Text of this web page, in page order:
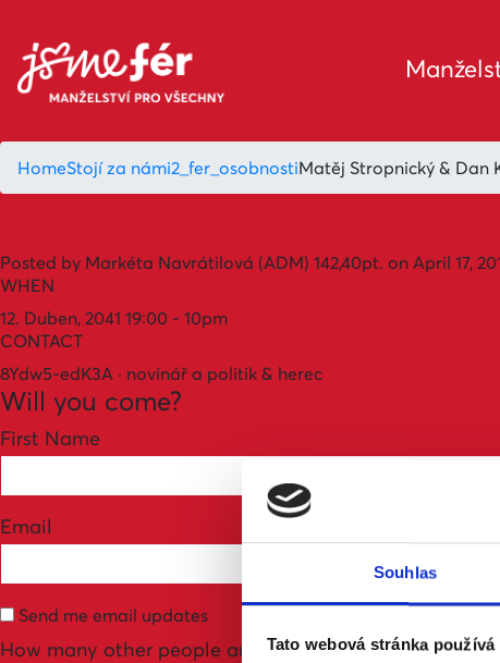
Souhlas
Tato webová stránka používá
HomeStojí za námi2_fer_osobnostiMatěj Stropnický & Dan
Posted by Markéta Navrátilová (ADM) 142,40pt. on April 17,
WHEN
12. Duben, 2041 19:00 - 10pm
CONTACT
8Ydw5-edK3A · novinář a politik & herec
Will you come?
First Name
Email
Send me email updates
How many other people are you bringing?